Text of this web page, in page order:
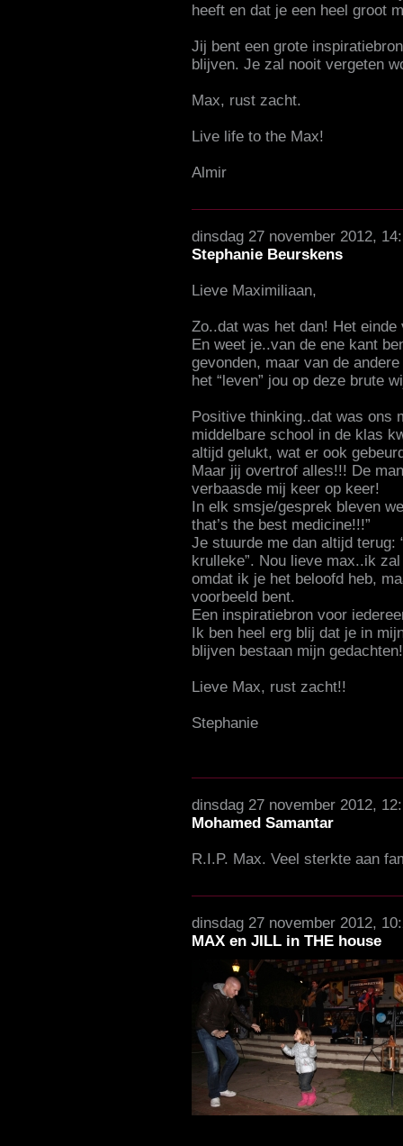
heeft en dat je een heel groot
Jij bent een grote
blijven. Je zal nooit vergeten
Max, rust zacht.
Live life to the Max!
Almir
dinsdag 27 november 2012,
Stephanie Beurskens
Lieve Maximiliaan,
Zo..dat was het dan! Het
En weet je..van de ene kant
gevonden, maar van de
het “leven” jou op deze brute
Positive thinking..dat was ons
middelbare school in de klas
altijd gelukt, wat er ook
Maar jij overtrof alles!!! De
verbaasde mij keer op keer!
In elk smsje/gesprek bleven
that’s the best medicine!!!”
Je stuurde me dan altijd terug:
krulleke”. Nou lieve max..ik
omdat ik je het beloofd heb,
voorbeeld bent.
Een inspiratiebron voor
Ik ben heel erg blij dat je in
blijven bestaan mijn gedachten!
Lieve Max, rust zacht!!
Stephanie
dinsdag 27 november 2012,
Mohamed Samantar
R.I.P. Max. Veel sterkte aan
dinsdag 27 november 2012,
MAX en JILL in THE house